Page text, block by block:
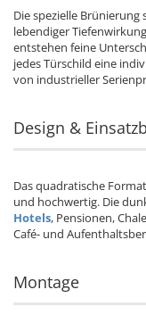
Die spezielle
lebendiger
entstehen feine
jedes Türschild eine
von industrieller
Design &
Das quadratische
und hochwertig. Die
Hotels, Pensionen,
Café- und
Montage